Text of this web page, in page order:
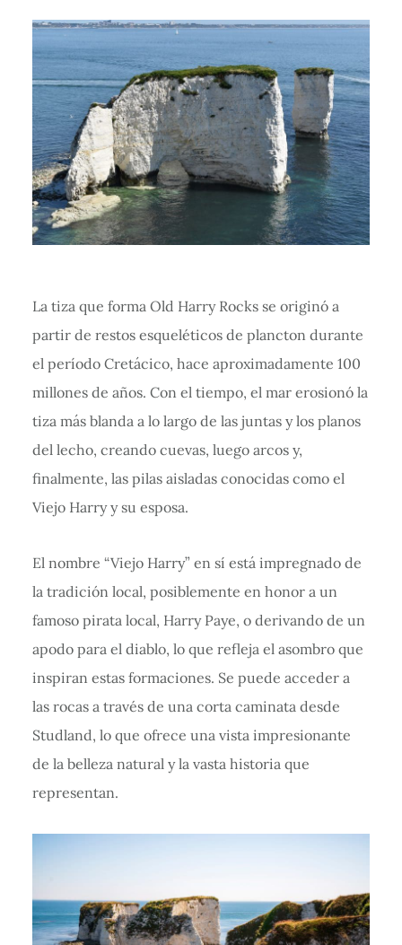
La tiza que forma Old Harry Rocks se originó a
partir de restos esqueléticos de plancton durante
el período Cretácico, hace aproximadamente 100
millones de años. Con el tiempo, el mar erosionó la
tiza más blanda a lo largo de las juntas y los planos
del lecho, creando cuevas, luego arcos y,
finalmente, las pilas aisladas conocidas como el
Viejo Harry y su esposa.
El nombre “Viejo Harry” en sí está impregnado de
la tradición local, posiblemente en honor a un
famoso pirata local, Harry Paye, o derivando de un
apodo para el diablo, lo que refleja el asombro que
inspiran estas formaciones. Se puede acceder a
las rocas a través de una corta caminata desde
Studland, lo que ofrece una vista impresionante
de la belleza natural y la vasta historia que
representan.